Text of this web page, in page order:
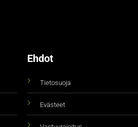
Ehdot
Tietosuoja
Evästeet